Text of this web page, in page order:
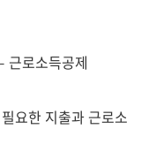
근로소득공제
요한 지출과 근로소